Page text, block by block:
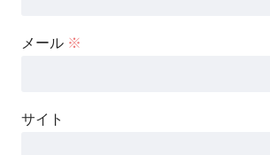
メール ※
サイト